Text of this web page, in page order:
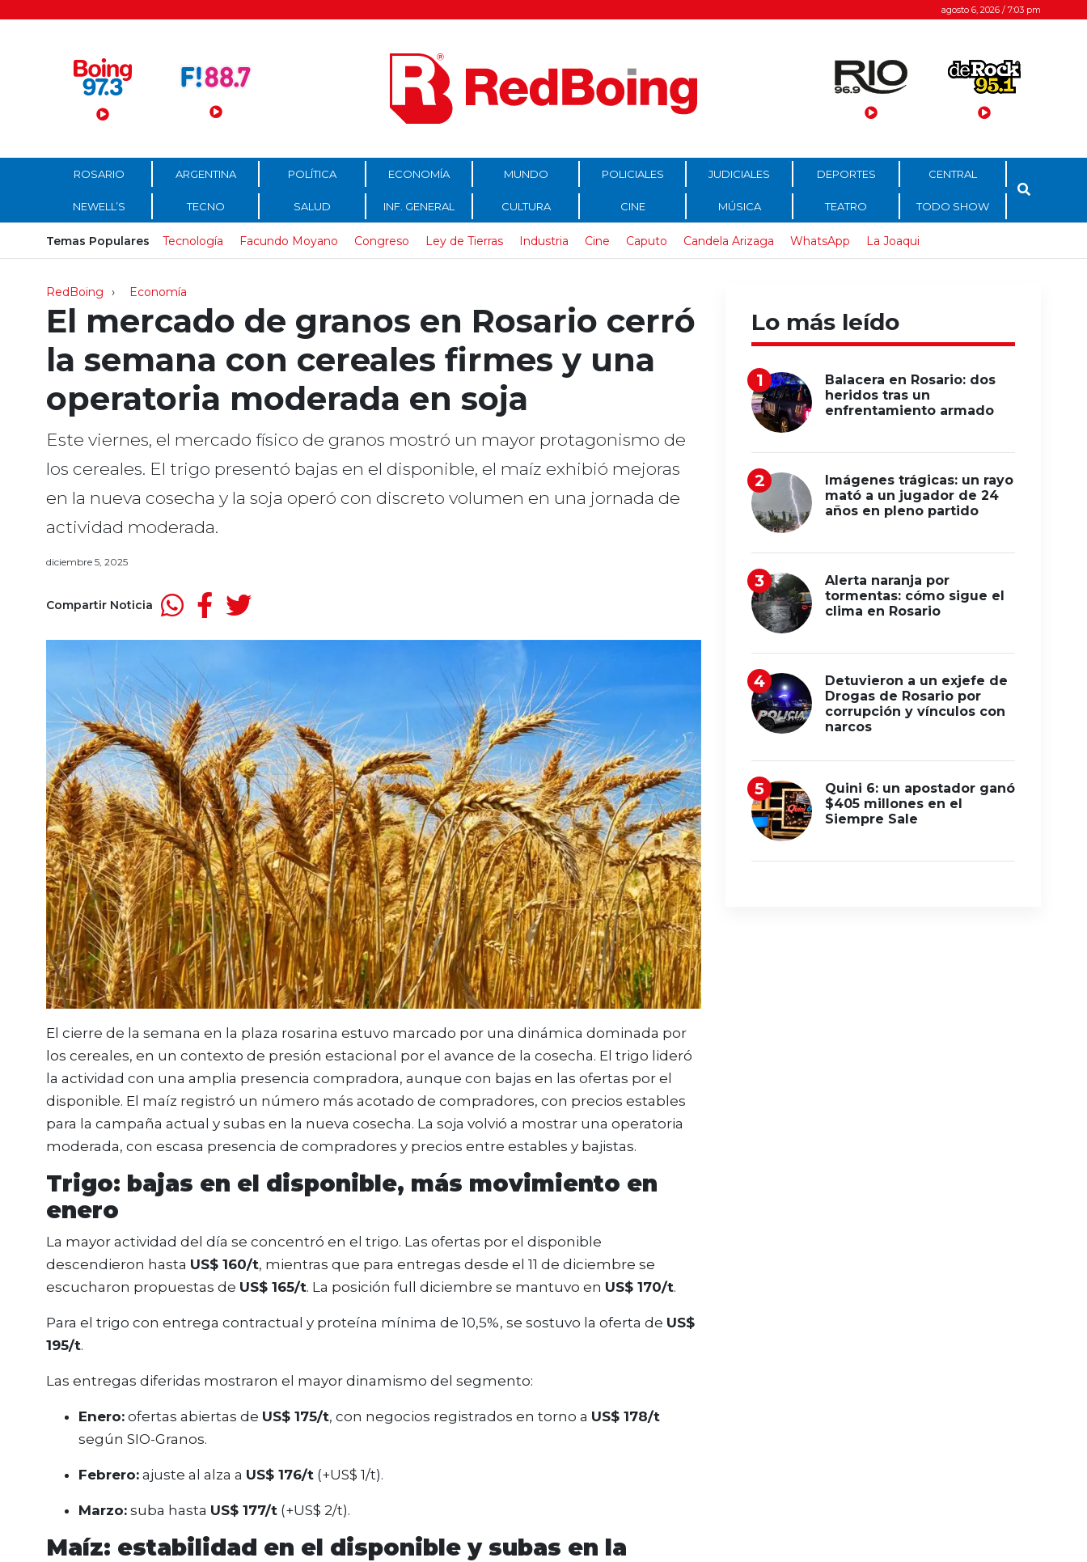
Menú Principal agosto 6, 2026 / 7:03 pm
ROSARIO ARGENTINA POLÍTICA ECONOMÍA MUNDO POLICIALES JUDICIALES DEPORTES CENTRAL
NEWELL’S TECNO SALUD INF. GENERAL CULTURA CINE MÚSICA TEATRO TODO SHOW
Temas Populares Tecnología Facundo Moyano Congreso Ley de Tierras Industria Cine Caputo Candela Arizaga WhatsApp La Joaqui
RedBoing Economía
El mercado de granos en Rosario cerró
la semana con cereales firmes y una
operatoria moderada en soja
Este viernes, el mercado físico de granos mostró un mayor protagonismo de
los cereales. El trigo presentó bajas en el disponible, el maíz exhibió mejoras
en la nueva cosecha y la soja operó con discreto volumen en una jornada de
actividad moderada.
diciembre 5, 2025
Compartir Noticia
El cierre de la semana en la plaza rosarina estuvo marcado por una dinámica dominada por
los cereales, en un contexto de presión estacional por el avance de la cosecha. El trigo lideró
la actividad con una amplia presencia compradora, aunque con bajas en las ofertas por el
disponible. El maíz registró un número más acotado de compradores, con precios estables
para la campaña actual y subas en la nueva cosecha. La soja volvió a mostrar una operatoria
moderada, con escasa presencia de compradores y precios entre estables y bajistas.
Trigo: bajas en el disponible, más movimiento en
enero
La mayor actividad del día se concentró en el trigo. Las ofertas por el disponible
descendieron hasta US$ 160/t, mientras que para entregas desde el 11 de diciembre se
escucharon propuestas de US$ 165/t. La posición full diciembre se mantuvo en US$ 170/t.
Para el trigo con entrega contractual y proteína mínima de 10,5%, se sostuvo la oferta de US$
195/t.
Las entregas diferidas mostraron el mayor dinamismo del segmento:
Enero: ofertas abiertas de US$ 175/t, con negocios registrados en torno a US$ 178/t
según SIO-Granos.
Febrero: ajuste al alza a US$ 176/t (+US$ 1/t).
Marzo: suba hasta US$ 177/t (+US$ 2/t).
Maíz: estabilidad en el disponible y subas en la
Lo más leído
Balacera en Rosario: dos
heridos tras un
enfrentamiento armado
Imágenes trágicas: un rayo
mató a un jugador de 24
años en pleno partido
Alerta naranja por
tormentas: cómo sigue el
clima en Rosario
Detuvieron a un exjefe de
Drogas de Rosario por
corrupción y vínculos con
narcos
Quini 6: un apostador ganó
$405 millones en el
Siempre Sale